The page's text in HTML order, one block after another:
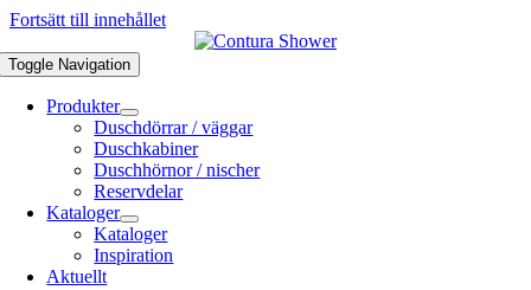
Fortsätt till innehållet
Toggle Navigation
Produkter
Duschdörrar / väggar
Duschkabiner
Duschhörnor / nischer
Reservdelar
Kataloger
Kataloger
Inspiration
Aktuellt